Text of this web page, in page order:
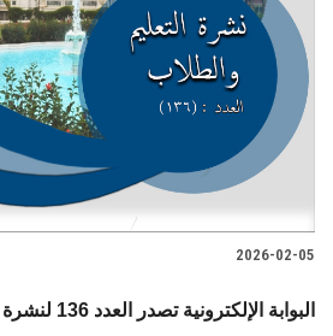
2026-02-05
البوابة الإلكترونية تصدر العدد 136 لنشرة قطاع التعليم والطلاب